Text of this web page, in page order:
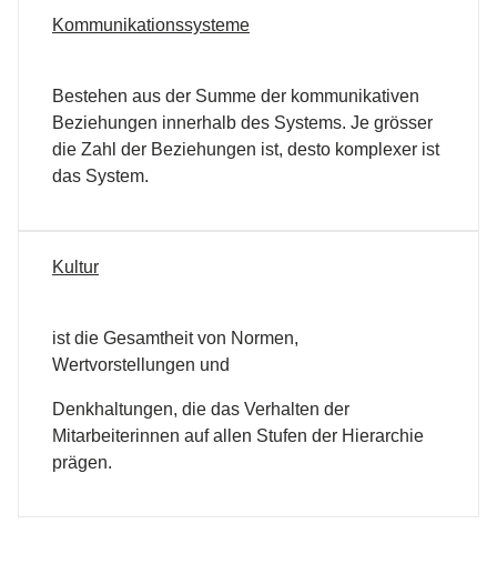
Kommunikationssysteme
Bestehen aus der Summe der kommunikativen
Beziehungen innerhalb des Systems. Je grösser
die Zahl der Beziehungen ist, desto komplexer ist
das System.
Kultur
ist die Gesamtheit von Normen,
Wertvorstellungen und
Denkhaltungen, die das Verhalten der
Mitarbeiterinnen auf allen Stufen der Hierarchie
prägen.